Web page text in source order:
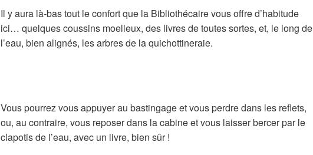
Il y aura là-bas tout le confort que la Bibliothécaire vous offre d’habitude
ici… quelques coussins moelleux, des livres de toutes sortes, et, le long de
l’eau, bien alignés, les arbres de la quichottineraie.
Vous pourrez vous appuyer au bastingage et vous perdre dans les reflets,
ou, au contraire, vous reposer dans la cabine et vous laisser bercer par le
clapotis de l’eau, avec un livre, bien sûr !